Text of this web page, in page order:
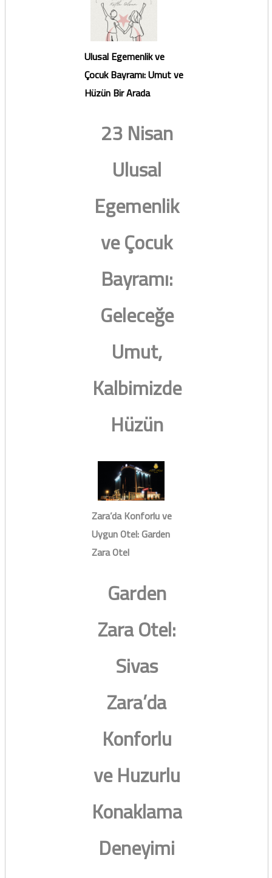
Ulusal Egemenlik ve
Çocuk Bayramı: Umut ve
Hüzün Bir Arada
23 Nisan
Ulusal
Egemenlik
ve Çocuk
Bayramı:
Geleceğe
Umut,
Kalbimizde
Hüzün
Zara’da Konforlu ve
Uygun Otel: Garden
Zara Otel
Garden
Zara Otel:
Sivas
Zara’da
Konforlu
ve Huzurlu
Konaklama
Deneyimi